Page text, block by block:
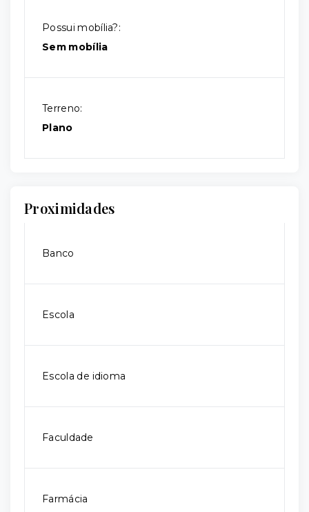
Possui mobília?:
Sem mobília
Terreno:
Plano
Proximidades
Banco
Escola
Escola de idioma
Faculdade
Farmácia